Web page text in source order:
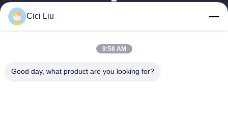
di alluminio
Profilo montato di
86-0755-
stabilimento, zona
Cici Liu
9:58 AM
Good day, what product are you looking for?